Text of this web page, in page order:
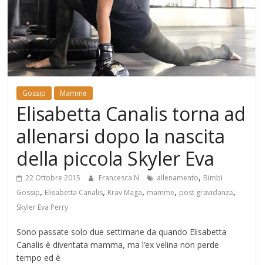
Mondo
Gossip Mamme
Elisabetta Canalis torna ad
allenarsi dopo la nascita
della piccola Skyler Eva
22 Ottobre 2015 Francesca N allenamento, Bimbi
Gossip, Elisabetta Canalis, Krav Maga, mamme, post gravidanza,
Skyler Eva Perry
Sono passate solo due settimane da quando Elisabetta
Canalis è diventata mamma, ma l’ex velina non perde
tempo ed è